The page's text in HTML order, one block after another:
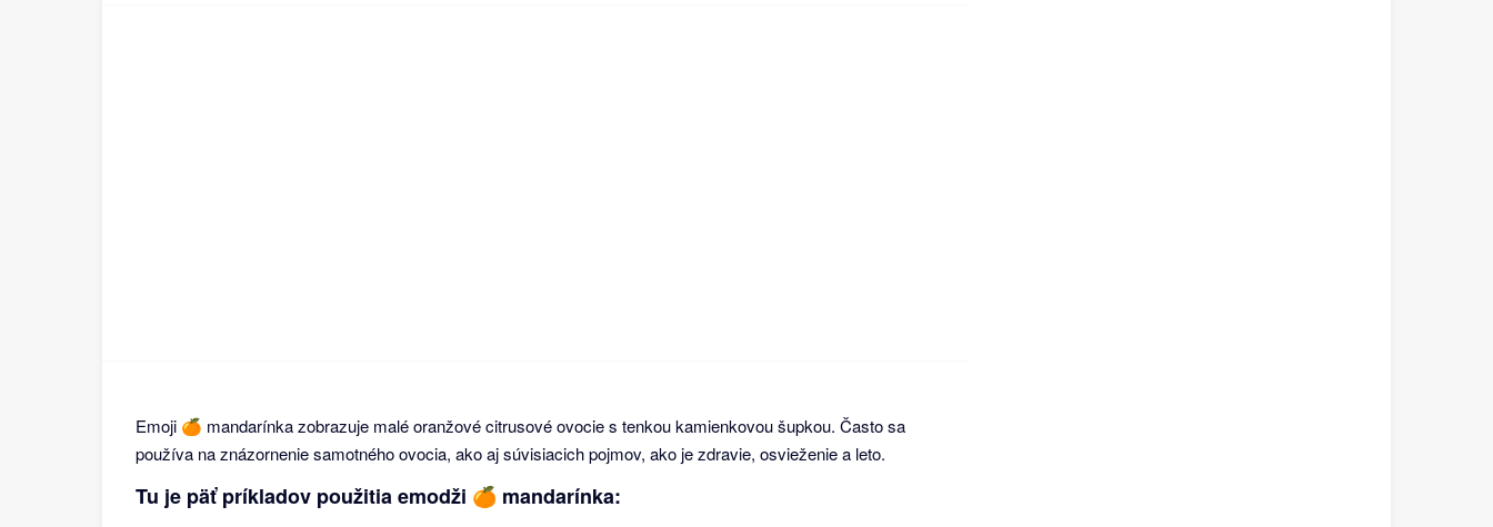
Emoji 🍊 mandarínka zobrazuje malé oranžové citrusové ovocie s tenkou kamienkovou šupkou. Často sa
používa na znázornenie samotného ovocia, ako aj súvisiacich pojmov, ako je zdravie, osvieženie a leto.
Tu je päť príkladov použitia emodži 🍊 mandarínka: